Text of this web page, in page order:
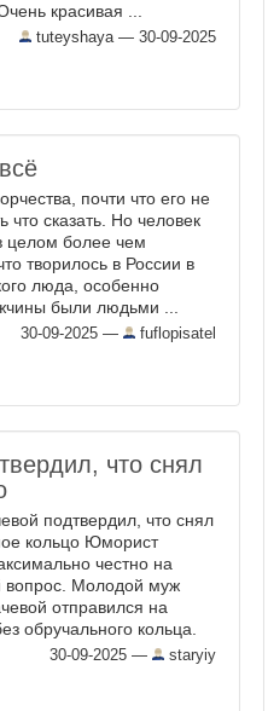
красивая ...
tuteyshaya — 30-09-2025
почти что его не
что сказать. Но человек
целом более чем
творилось в России в
люда, особенно
были людьми ...
30-09-2025 — fuflopisatel
что снял
подтвердил, что снял
кольцо Юморист
честно на
вопрос. Молодой муж
отправился на
обручального кольца.
обратили
отсутствие украшения
пальце правой ...
30-09-2025 — staryiy